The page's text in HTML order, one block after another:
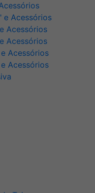
e Acessórios
Acessórios
Acessórios
Acessórios
Acessórios